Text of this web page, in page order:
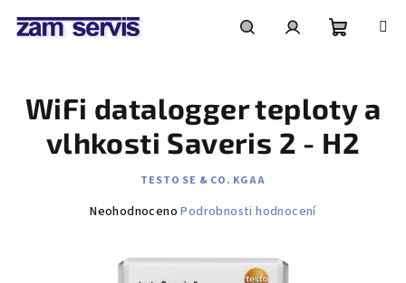
košík
WiFi datalogger teploty a
vlhkosti Saveris 2 - H2
TESTO SE & CO. KGAA
Průměrné
Neohodnoceno Podrobnosti hodnocení